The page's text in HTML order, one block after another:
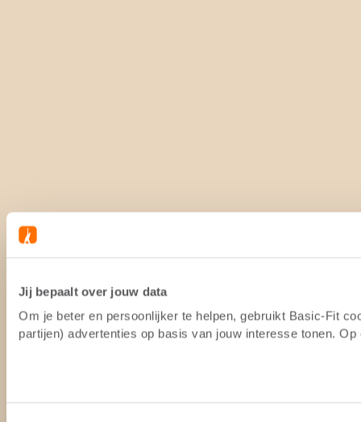
Jij bepaalt over jouw data
Om je beter en persoonlijker te helpen, gebruikt Basic-Fit
partijen) advertenties op basis van jouw interesse tonen.